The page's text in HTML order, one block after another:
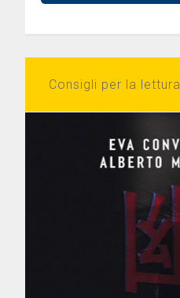
Consigli per la lettura